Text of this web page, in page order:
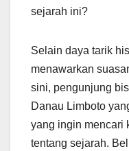
sejarah ini?
Selain daya tarik
menawarkan
sini, pengunjung
Danau Limboto
yang ingin mencari
tentang sejarah.